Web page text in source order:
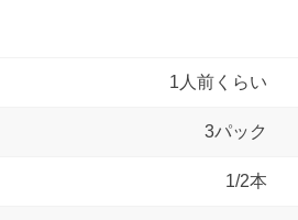
1人前くらい
3パック
1/2本